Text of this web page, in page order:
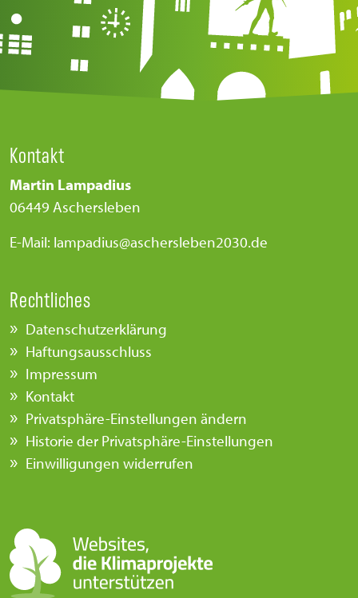
Kontakt
Martin Lampadius
06449 Aschersleben
E-Mail: lampadius@aschersleben2030.de
Rechtliches
Datenschutzerklärung
Haftungsausschluss
Impressum
Kontakt
Privatsphäre-Einstellungen ändern
Historie der Privatsphäre-Einstellungen
Einwilligungen widerrufen